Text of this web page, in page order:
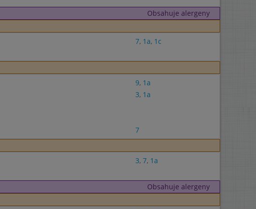
Obsahuje alergeny
7, 1a, 1c
9, 1a
3, 1a
7
3, 7, 1a
Obsahuje alergeny